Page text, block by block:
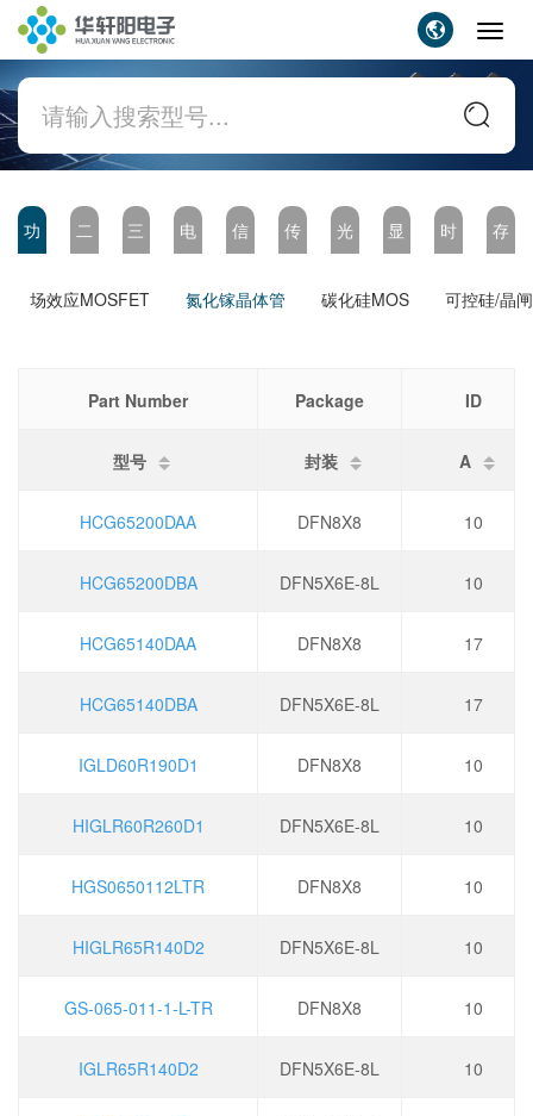
功
二
三
电
信
传
光
显
时
存
场效应MOSFET
氮化镓晶体管 碳化硅MOS 可控硅/晶
Part Number Package ID
型号 封装 A
HCG65200DAA DFN8X8 10
HCG65200DBA DFN5X6E-8L 10
HCG65140DAA DFN8X8 17
HCG65140DBA DFN5X6E-8L 17
IGLD60R190D1 DFN8X8 10
HIGLR60R260D1 DFN5X6E-8L 10
HGS0650112LTR DFN8X8 10
HIGLR65R140D2 DFN5X6E-8L 10
GS-065-011-1-L-TR DFN8X8 10
IGLR65R140D2 DFN5X6E-8L 10